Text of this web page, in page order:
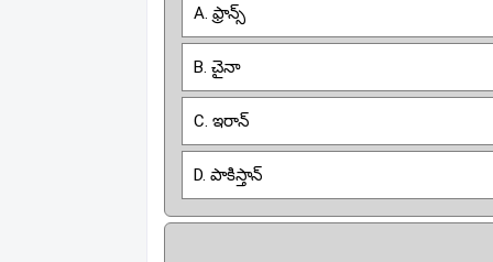
A. ఫ్రాన్స్
B. చైనా
C. ఇరాన్
D. పాకిస్తాన్